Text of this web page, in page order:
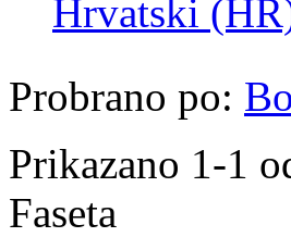
Hrvatski
Probrano po:
Prikazano 1-1
Faseta